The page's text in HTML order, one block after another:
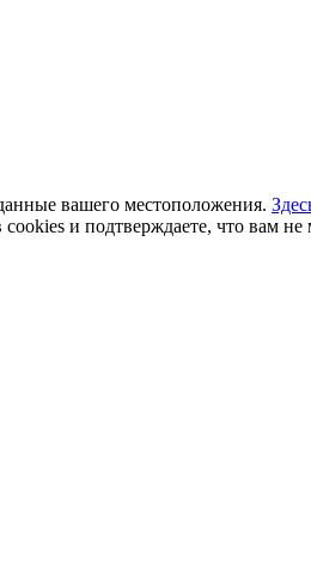
вашего местоположения.
и подтверждаете, что вам не